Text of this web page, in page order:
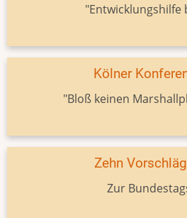
"Entwicklungshilfe
Kölner
"Bloß keinen
Zehn
Zur